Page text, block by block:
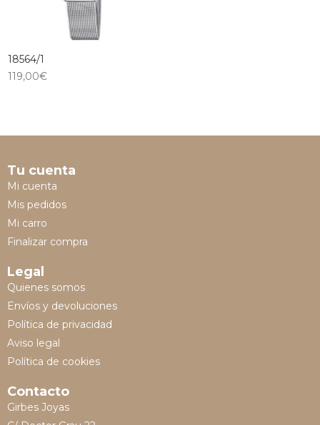
18564/1
119,00€
Tu cuenta
Mi cuenta
Mis pedidos
Mi carro
Finalizar compra
Legal
Quienes somos
Envíos y devoluciones
Política de privacidad
Aviso legal
Política de cookies
Contacto
Girbes Joyas